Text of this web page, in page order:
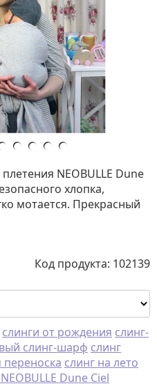
NEOBULLE Dune
хлопка,
мотается. Прекрасный
Код продукта: 102139
слинги от рождения слинг-
слинг-шарф слинг
переноска слинг на лето
Dune Сiel